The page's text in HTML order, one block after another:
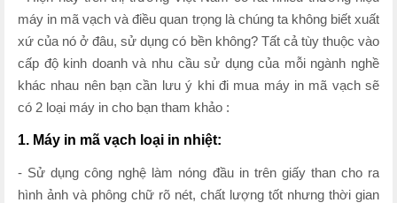
máy in mã vạch và điều quan trọng là chúng ta không biết xuất
xứ của nó ở đâu, sử dụng có bền không? Tất cả tùy thuộc vào
cấp độ kinh doanh và nhu cầu sử dụng của mỗi ngành nghề
khác nhau nên bạn cần lưu ý khi đi mua máy in mã vạch sẽ
có 2 loại máy in cho bạn tham khảo :
1. Máy in mã vạch loại in nhiệt:
- Sử dụng công nghệ làm nóng đầu in trên giấy than cho ra
hình ảnh và phông chữ rõ nét, chất lượng tốt nhưng thời gian